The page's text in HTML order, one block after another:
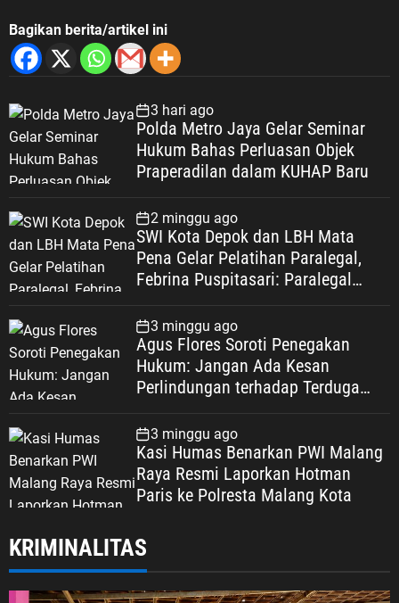
Bagikan berita/artikel ini
3 hari ago
Polda Metro Jaya Gelar Seminar
Hukum Bahas Perluasan Objek
Praperadilan dalam KUHAP Baru
2 minggu ago
SWI Kota Depok dan LBH Mata
Pena Gelar Pelatihan Paralegal,
Febrina Puspitasari: Paralegal
Keadilan Warga Depok
3 minggu ago
Agus Flores Soroti Penegakan
Hukum: Jangan Ada Kesan
Perlindungan terhadap Terduga
Dipertaruhkan
3 minggu ago
Kasi Humas Benarkan PWI Malang
Raya Resmi Laporkan Hotman
Paris ke Polresta Malang Kota
KRIMINALITAS